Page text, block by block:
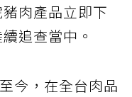
肉產品立即下
追查當中。
今，在全台肉品